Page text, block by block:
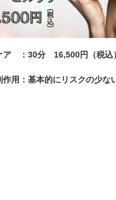
ア ：30分 16,500円（税込）
用：基本的にリスクの少な